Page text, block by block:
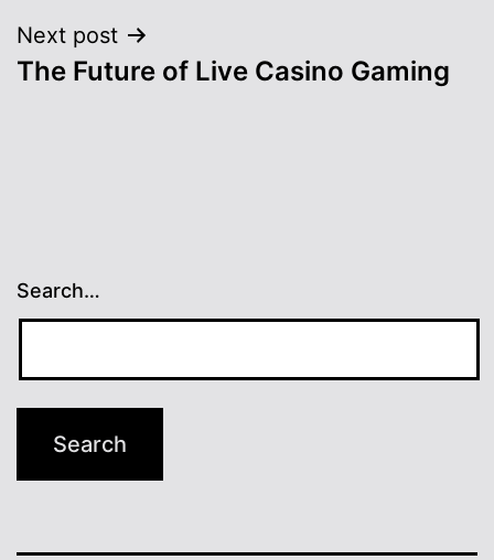
Next post
The Future of Live Casino Gaming
Search…